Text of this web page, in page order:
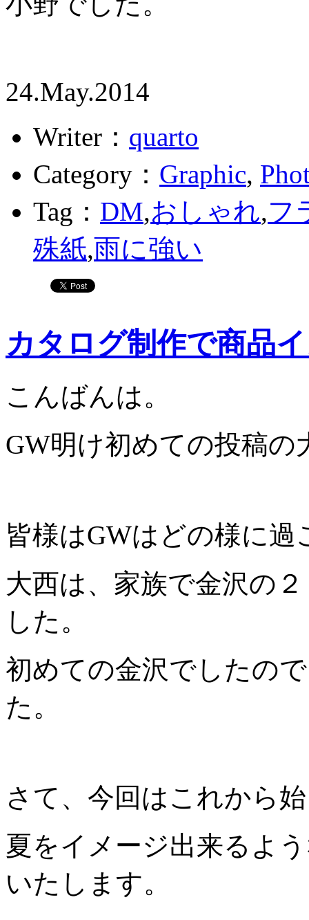
24.May.2014
Writer： quarto
Category： Graphic,
Tag： DM,おしゃれ,フ
殊紙,雨に強い
カタログ制作で商品
こんばんは。
GW明け初めての投稿の
皆様はGWはどの様に
大西は、家族で金沢の
した。
初めての金沢でしたの
た。
さて、今回はこれから
夏をイメージ出来るよ
いたします。